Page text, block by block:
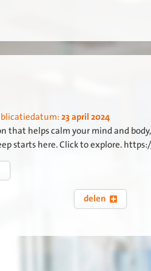
23 april 2024
that helps calm your mind and
starts here. Click to explore.
delen